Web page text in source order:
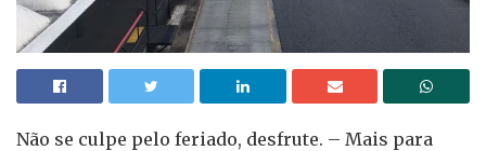
Não se culpe pelo feriado, desfrute. – Mais para